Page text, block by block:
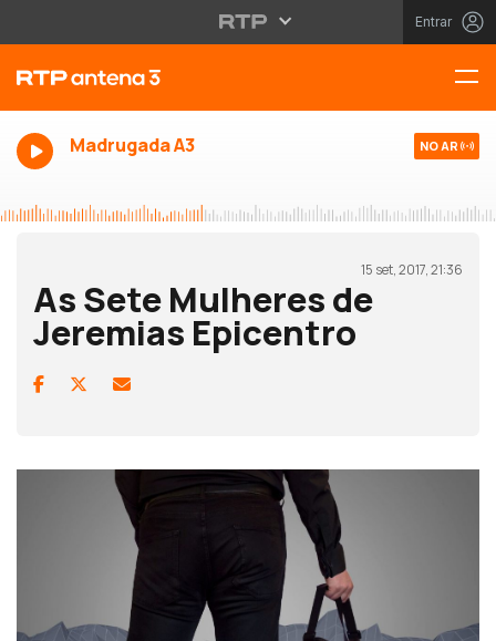
Entrar
Madrugada A3 NO AR
15 set, 2017, 21:36
As Sete Mulheres de
Jeremias Epicentro